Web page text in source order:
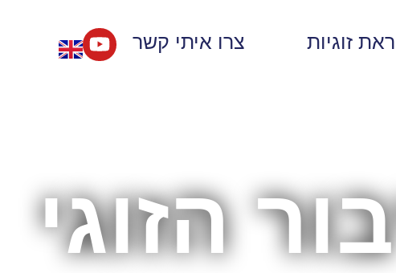
זוגיות צרו איתי קשר
הזוגי